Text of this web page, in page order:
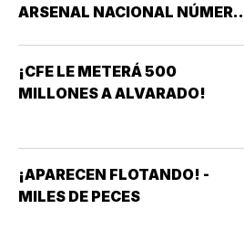
ARSENAL NACIONAL NÚMERO
¡CFE LE METERÁ 500
MILLONES A ALVARADO!
¡APARECEN FLOTANDO! -
MILES DE PECES